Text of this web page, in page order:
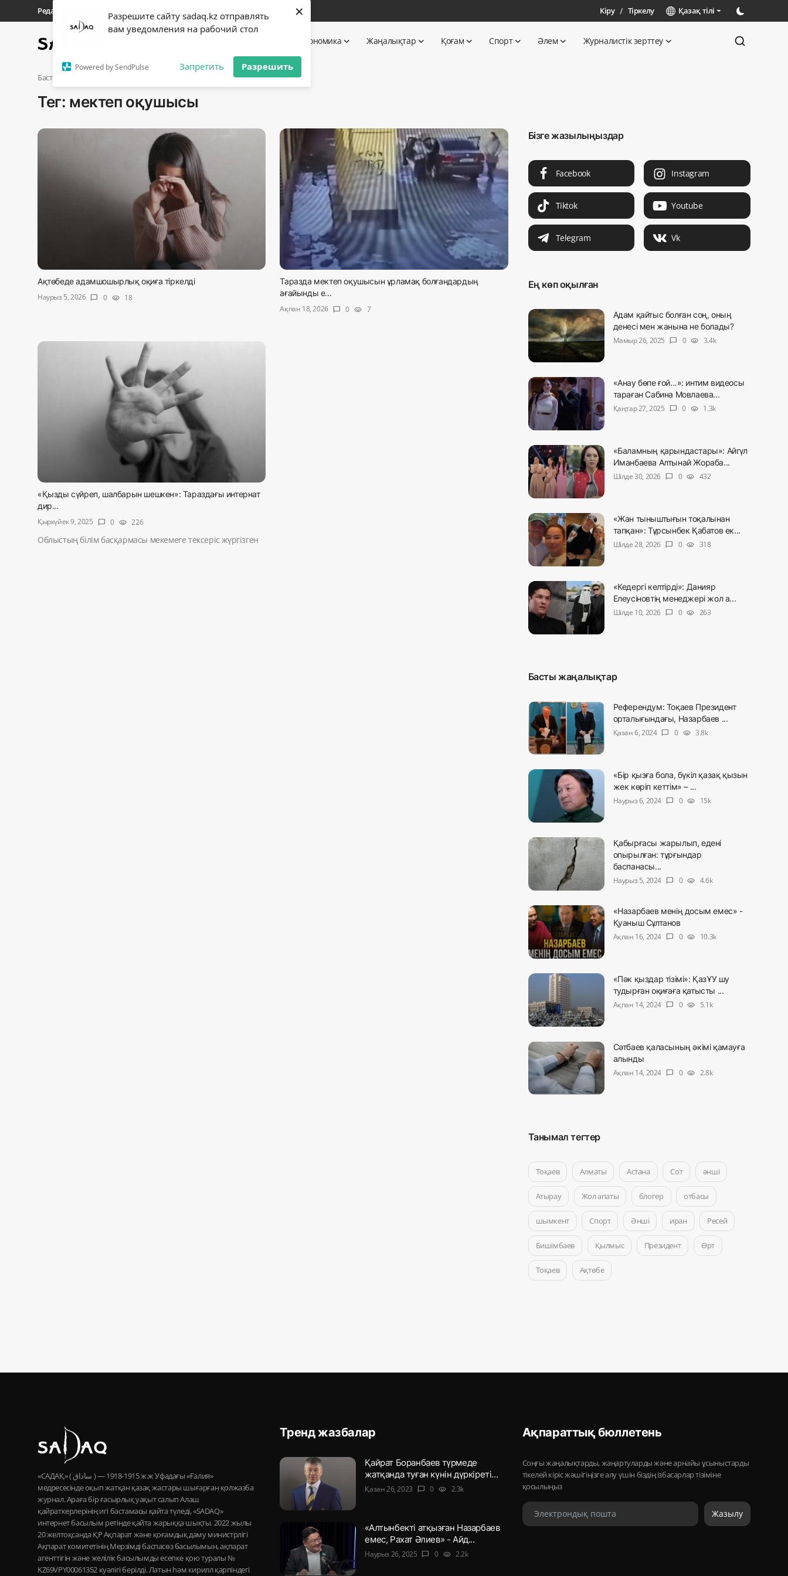
Разрешите сайту sadaq.kz отправлять
вам уведомления на рабочий стол
Powered by SendPulse Запретить Разрешить
×
Редакциялық байланыстар Материалдарды қолдану тәртібі Кіру / Тіркелу Қазақ тілі
Экономика Жаңалықтар Қоғам Спорт Әлем Журналистік зерттеу
Тіркелу
Басты бет
Редакциялық байланыстар
Материалдарды қолдану тәртібі
Жаңалықтар
Басты бет
Тег: мектеп оқушысы
Ақтөбеде адамшошырлық оқиға тіркелді
Наурыз 5, 2026 chat_bubble 0 visibility 18
Таразда мектеп оқушысын ұрламақ болғандардың
ағайынды е...
Ақпан 18, 2026
chat_bubble 0 visibility 7
«Қызды сүйреп, шалбарын шешкен»: Тараздағы интернат
дир...
Қыркүйек 9, 2025
chat_bubble 0 visibility 226
Облыстың білім басқармасы мекемеге тексеріс жүргізген
Бізге жазылыңыздар
Facebook Instagram
Tiktok Youtube
Telegram Vk
Ең көп оқылған
Адам қайтыс болған соң, оның
денесі мен жанына не болады?
Мамыр 26, 2025
chat_bubble 0 visibility 3.4k
«Анау бөпе ғой…»: интим видеосы
тараған Сабина Мовлаева...
Қаңтар 27, 2025
chat_bubble 0 visibility 1.3k
«Баламның қарындастары»: Айгүл
Иманбаева Алтынай Жораба...
Шілде 30, 2026
chat_bubble 0 visibility 432
«Жан тыныштығын тоқалынан
тапқан»: Тұрсынбек Қабатов ек...
Шілде 28, 2026
chat_bubble 0 visibility 318
«Кедергі келтірді»: Данияр
Елеусіновтің менеджері жол а...
Шілде 10, 2026
chat_bubble 0 visibility 263
Басты жаңалықтар
Референдум: Тоқаев Президент
орталығындағы, Назарбаев ...
Қазан 6, 2024 chat_bubble 0 visibility 3.8k
«Бір қызға бола, бүкіл қазақ қызын
жек көріп кеттім» – ...
Наурыз 6, 2024
chat_bubble 0 visibility 15k
Қабырғасы жарылып, едені
опырылған: тұрғындар
баспанасы...
Наурыз 5, 2024
chat_bubble 0 visibility 4.6k
«Назарбаев менің досым емес» -
Қуаныш Сұлтанов
Ақпан 16, 2024
chat_bubble 0 visibility 10.3k
«Пәк қыздар тізімі»: ҚазҰУ шу
тудырған оқиғаға қатысты ...
Ақпан 14, 2024
chat_bubble 0 visibility 5.1k
Сәтбаев қаласының әкімі қамауға
алынды
Ақпан 14, 2024
chat_bubble 0 visibility 2.8k
Танымал тегтер
Тоқаев Алматы Астана Сот әнші
Атырау Жол апаты блогер отбасы
шымкент Спорт Әнші иран Ресей
Бишімбаев Қылмыс Президент Өрт
Тоқаев Ақтөбе
«САДАҚ» ( ساداق ) — 1915-1918 ж.ж Уфадағы «Ғалия»
медресесінде оқып жатқан қазақ жастары шығарған қолжазба
журнал. Араға бір ғасырлық уақыт салып Алаш
қайраткерлерінің игі бастамасы қайта түледі, «SADAQ»
интернет басылым ретінде қайта жарыққа шықты. 2022 жылы
20 желтоқсанда ҚР Ақпарат және қоғамдық даму министрлігі
Ақпарат комитетінің Мерзімді баспасөз басылымын, ақпарат
агенттігін және желілік басылымды есепке қою туралы №
KZ69VPY00061352 куәлігі берілді. Латын һәм кирилл қарпіндегі
Тренд жазбалар
Қайрат Боранбаев түрмеде
жатқанда туған күнін дүркіреті...
Қазан 26, 2023 chat_bubble 0 visibility 2.3k
«Алтынбекті атқызған Назарбаев
емес, Рахат Әлиев» - Айд...
Наурыз 26, 2025 chat_bubble 0 visibility 2.2k
Ақпараттық бюллетень
Соңғы жаңалықтарды, жаңартуларды және арнайы ұсыныстарды
тікелей кіріс жәшігіңізге алу үшін біздің ізбасарлар тізіміне
қосылыңыз
Жазылу